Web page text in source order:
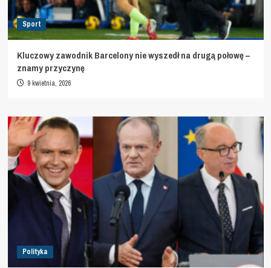
Sport
Kluczowy zawodnik Barcelony nie wyszedł na drugą połowę –
znamy przyczynę
9 kwietnia, 2026
Polityka